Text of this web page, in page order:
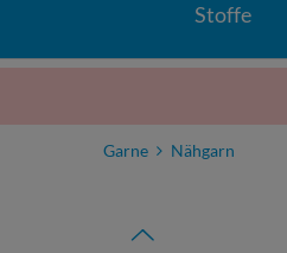
Stoffe
Garne Nähgarn